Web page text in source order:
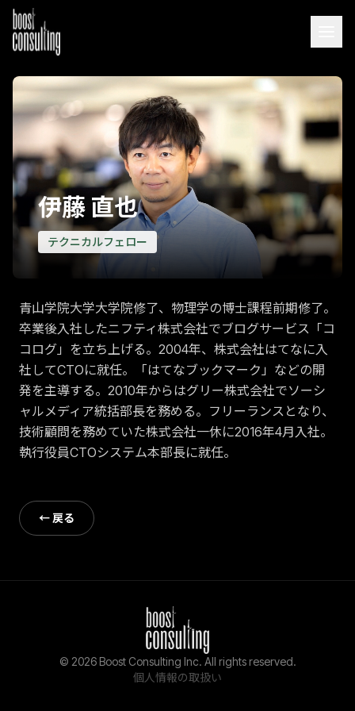
伊藤 直也
テクニカルフェロー
青山学院大学大学院修了、物理学の博士課程前期修了。
卒業後入社したニフティ株式会社でブログサービス「コ
コログ」を立ち上げる。2004年、株式会社はてなに入
社してCTOに就任。「はてなブックマーク」などの開
発を主導する。2010年からはグリー株式会社でソーシ
ャルメディア統括部長を務める。フリーランスとなり、
技術顧問を務めていた株式会社一休に2016年4月入社。
執行役員CTOシステム本部長に就任。
← 戻る
© 2026Boost Consulting Inc. All rights reserved.
個人情報の取扱い